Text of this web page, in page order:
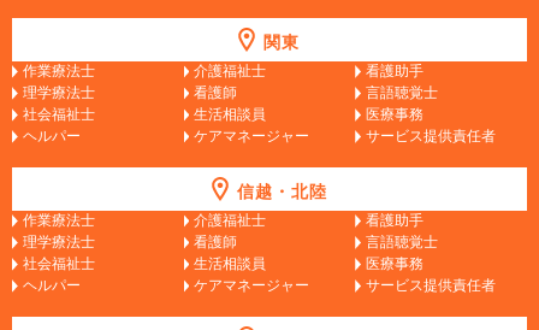
関東
作業療法士 介護福祉士
看護助手
理学療法士
看護師
言語聴覚士
社会福祉士
生活相談員
医療事務
ヘルパー
ケアマネージャー サービス提供責任者
信越・北陸
作業療法士 介護福祉士
看護助手
理学療法士
看護師
言語聴覚士
社会福祉士
生活相談員
医療事務
ヘルパー
ケアマネージャー サービス提供責任者